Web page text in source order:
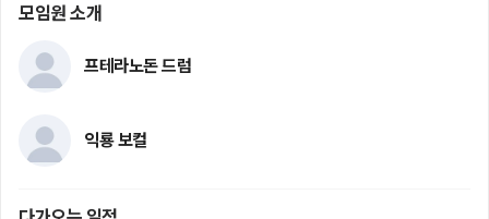
모임원 소개
프테라노돈 드럼
익룡 보컬